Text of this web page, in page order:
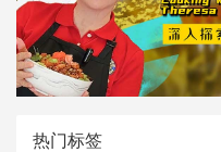
热门标签